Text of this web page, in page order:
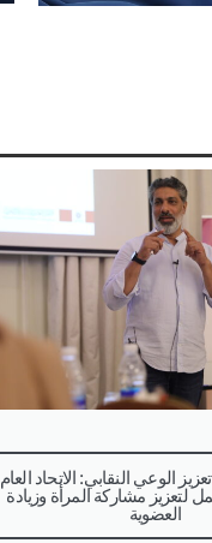
الوعي النقابي: الاتحاد العام
مشاركة المرأة وزيادة
العضوية